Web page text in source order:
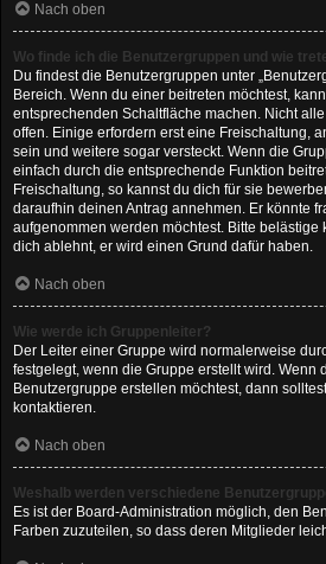
Nach oben
Wo finde ich die Benutzergruppen und wie
Du findest die Benutzergruppen unter
Bereich. Wenn du einer beitreten möchtest,
entsprechenden Schaltfläche machen. Nicht
offen. Einige erfordern erst eine Freischaltung,
sein und weitere sogar versteckt. Wenn die
einfach durch die entsprechende Funktion
Freischaltung, so kannst du dich für sie
daraufhin deinen Antrag annehmen. Er könnte
aufgenommen werden möchtest. Bitte belästige
dich ablehnt, er wird einen Grund dafür haben.
Nach oben
Wie werde ich Gruppenleiter?
Der Leiter einer Gruppe wird normalerweise
festgelegt, wenn die Gruppe erstellt wird. Wenn
Benutzergruppe erstellen möchtest, dann
kontaktieren.
Nach oben
Weshalb werden verschiedene
Es ist der Board-Administration möglich, den
Farben zuzuteilen, so dass deren Mitglieder